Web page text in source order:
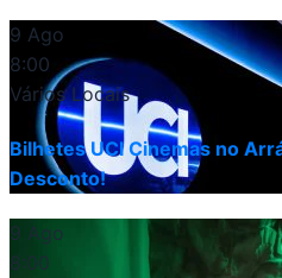
9 Ago
8:00
Vários Locais
Bilhetes UCI Cinemas no
Desconto!
9 Ago
8:00